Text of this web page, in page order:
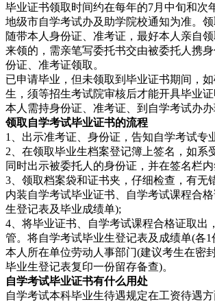
毕业证书领取时间约在每年的7月中旬和次
地级市自学考试办及助学院校通知为准。
随带本人身份证、准考证，最好本人亲自
来领的，需亲笔写委托书交由被委托人携
份证、准考证领取。
已申请毕业，但未领取到毕业证书期间，
生，须等招生考试院审核后才能开具毕业
本人需持身份证、准考证、到自学考试办办
领取自学考试毕业证书的流程
1、出示准考证、身份证，告知自学考试专
2、在领取毕业生档案登记簿上签名，如系
同时出示被委托人的身份证，并在签名栏
3、领取档案袋和证书夹，仔细检查，有无
内装自学考试毕业证书、自学考试课程合
生登记表及毕业成绩单);
4、将毕业证书、自学考试课程合格证取出
管。将自学考试毕业生登记表及成绩单(各1
本人所在单位劳动人事部门(建议考生在密
毕业生登记表复印一份留存备查)。
自学考试毕业证书有什么用处
自学考试本科毕业生待遇规定在工资待遇